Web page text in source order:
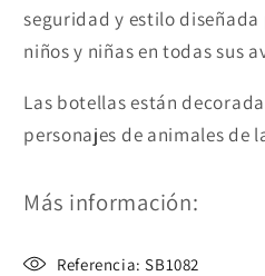
seguridad y estilo
niños y niñas en todas sus
Las botellas están
personajes de animales de
Más información:
Referencia: SB1082